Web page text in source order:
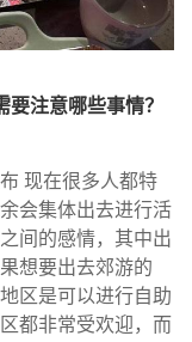
注意哪些事情？
现在很多人都特
会集体出去进行活
间的感情，其中出
想要出去郊游的
区是可以进行自助
都非常受欢迎，而